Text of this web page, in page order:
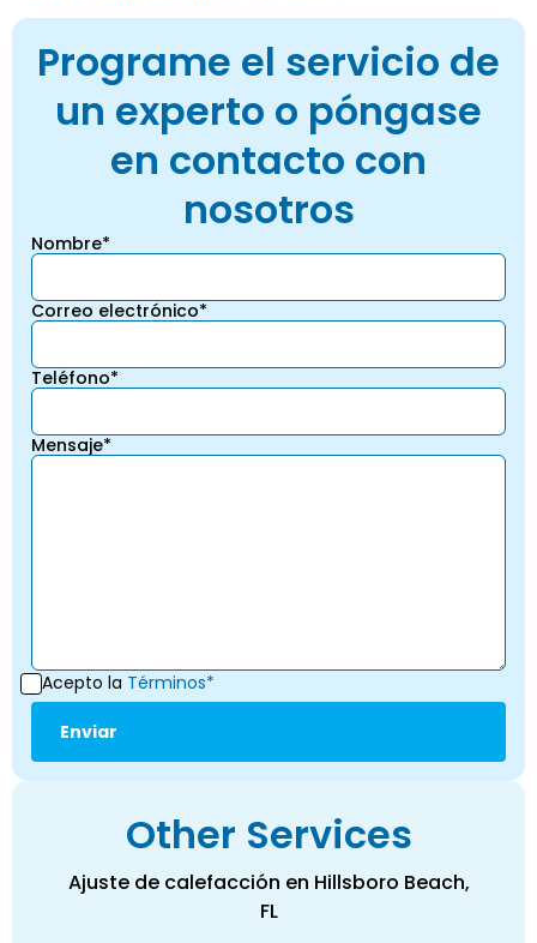
Programe el servicio de
un experto o póngase
en contacto con
nosotros
Nombre*
Correo electrónico*
Teléfono*
Mensaje*
Acepto la Términos*
Other Services
Ajuste de calefacción en Hillsboro Beach,
FL